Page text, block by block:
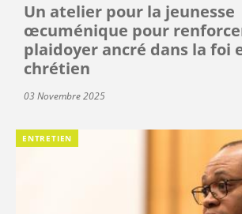
Un atelier pour la jeunesse
œcuménique pour
plaidoyer ancré dans la foi
chrétien
03 Novembre 2025
ENTRETIEN